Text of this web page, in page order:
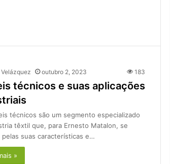
outubro 2, 2023 183
técnicos e suas aplicações
técnicos são um segmento especializado
têxtil que, para Ernesto Matalon, se
pelas suas características e…
»